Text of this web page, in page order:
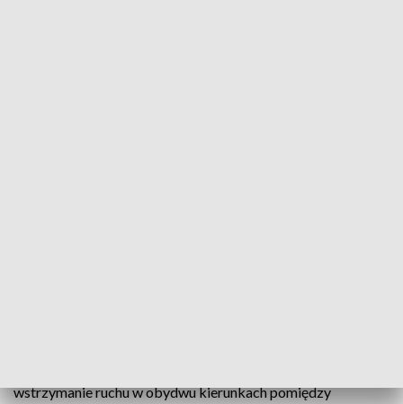
wstrzymanie ruchu w obydwu kierunkach pomiędzy